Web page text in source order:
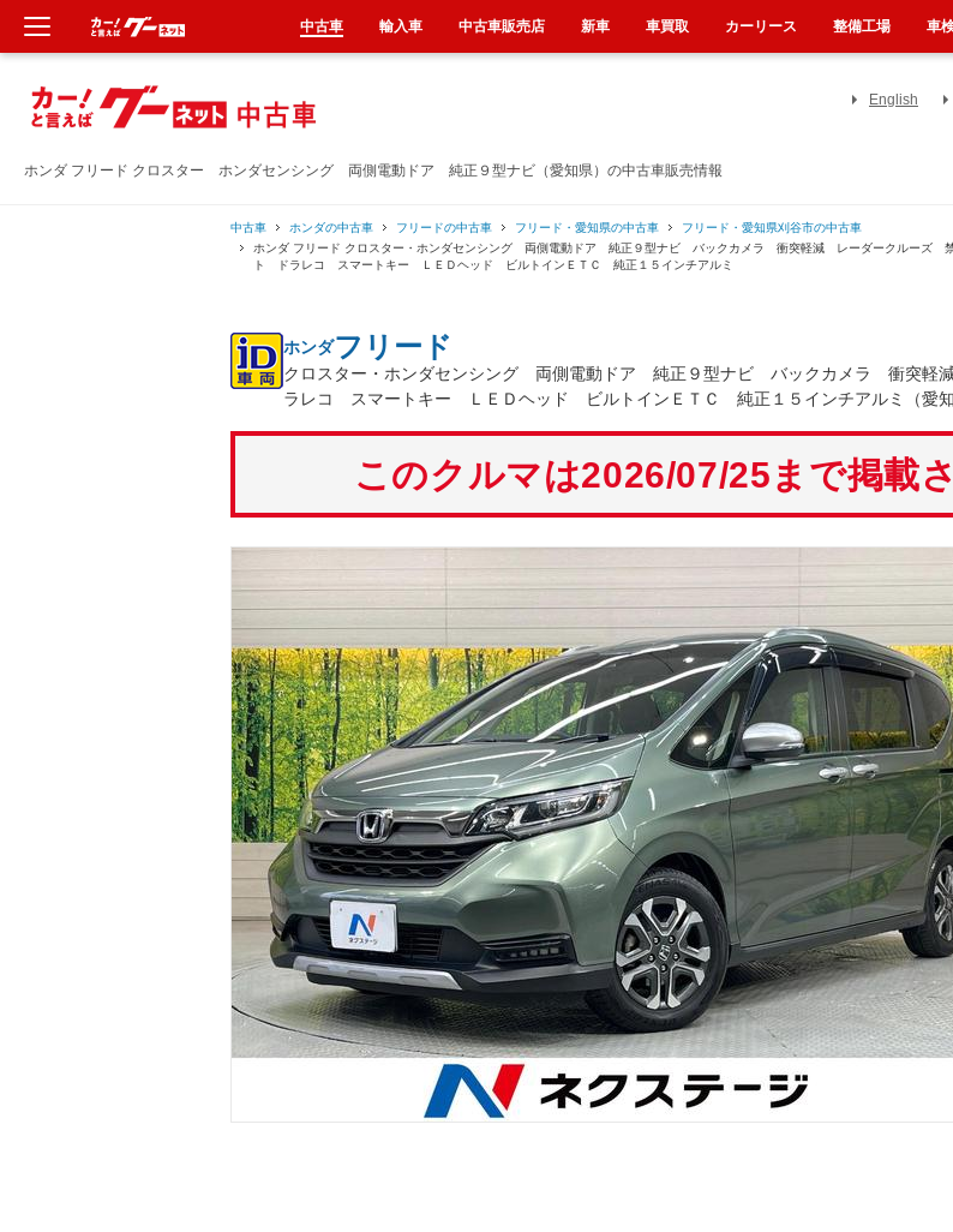
ホンダ フリード クロスター ホンダセンシング 両側電動ドア 純正９型ナビ（愛知県）の中古車販売情報
English
中古車 ホンダの中古車 フリードの中古車 フリード・愛知県の中古車
フリード・愛知県刈谷市の中古車
ホンダ フリード クロスター・ホンダセンシング 両側電動ドア 純正９型ナビ バックカメラ 衝突軽減 レーダークルーズ
ト ドラレコ スマートキー ＬＥＤヘッド ビルトインＥＴＣ 純正１５インチアルミ
ホンダフリード
クロスター・ホンダセンシング 両側電動ドア 純正９型ナビ バックカメラ 衝突
ラレコ スマートキー ＬＥＤヘッド ビルトインＥＴＣ 純正１５インチアルミ（愛知
このクルマは2026/07/25まで掲載
中古車 輸入車 中古車販売店 新車 車買取 カーリース 整備工場 車
新車
中古車